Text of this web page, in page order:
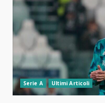
Serie A Ultimi Articoli